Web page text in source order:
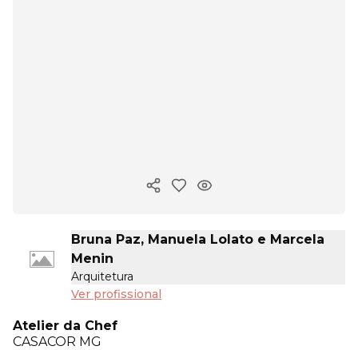
Copiar link
Bruna Paz, Manuela Lolato e Marcela
Menin
Arquitetura
Ver profissional
Atelier da Chef
CASACOR MG